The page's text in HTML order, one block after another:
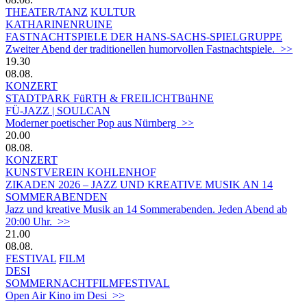
THEATER/TANZ KULTUR
KATHARINENRUINE
FASTNACHTSPIELE DER HANS-SACHS-SPIELGRUPPE
Zweiter Abend der traditionellen humorvollen Fastnachtspiele. >>
19.30
08.08.
KONZERT
STADTPARK FüRTH & FREILICHTBüHNE
FÜ-JAZZ | SOULCAN
Moderner poetischer Pop aus Nürnberg >>
20.00
08.08.
KONZERT
KUNSTVEREIN KOHLENHOF
ZIKADEN 2026 – JAZZ UND KREATIVE MUSIK AN 14
SOMMERABENDEN
Jazz und kreative Musik an 14 Sommerabenden. Jeden Abend ab
20:00 Uhr. >>
21.00
08.08.
FESTIVAL FILM
DESI
SOMMERNACHTFILMFESTIVAL
Open Air Kino im Desi >>